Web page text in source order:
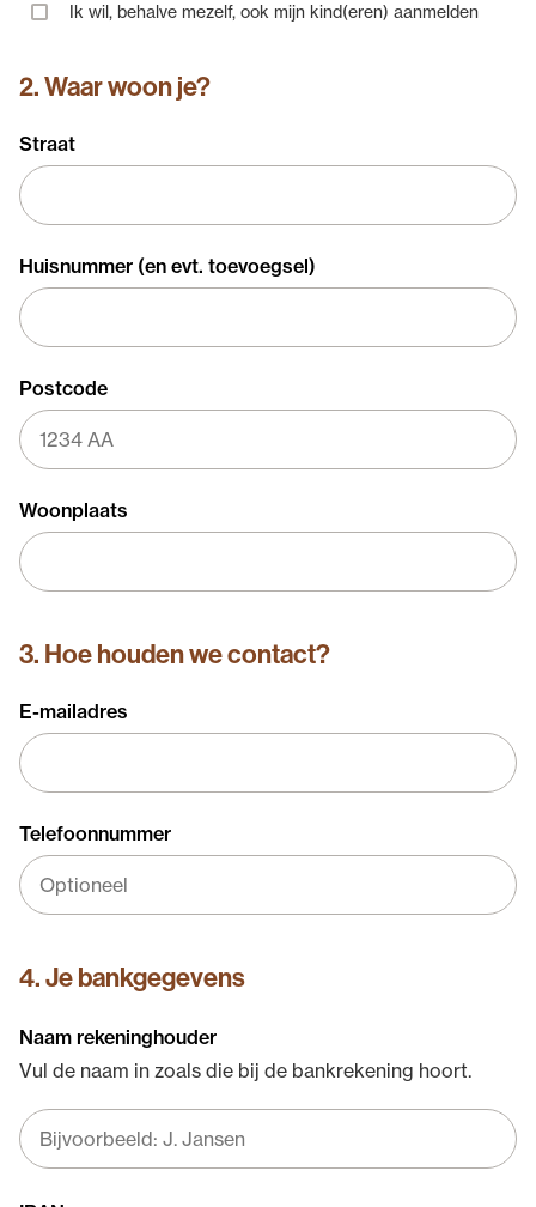
Ik wil, behalve mezelf, ook mijn kind(eren) aanmelden
2. Waar woon je?
Straat
Huisnummer (en evt. toevoegsel)
Postcode
Woonplaats
3. Hoe houden we contact?
E-mailadres
Telefoonnummer
4. Je bankgegevens
Naam rekeninghouder
Vul de naam in zoals die bij de bankrekening hoort.